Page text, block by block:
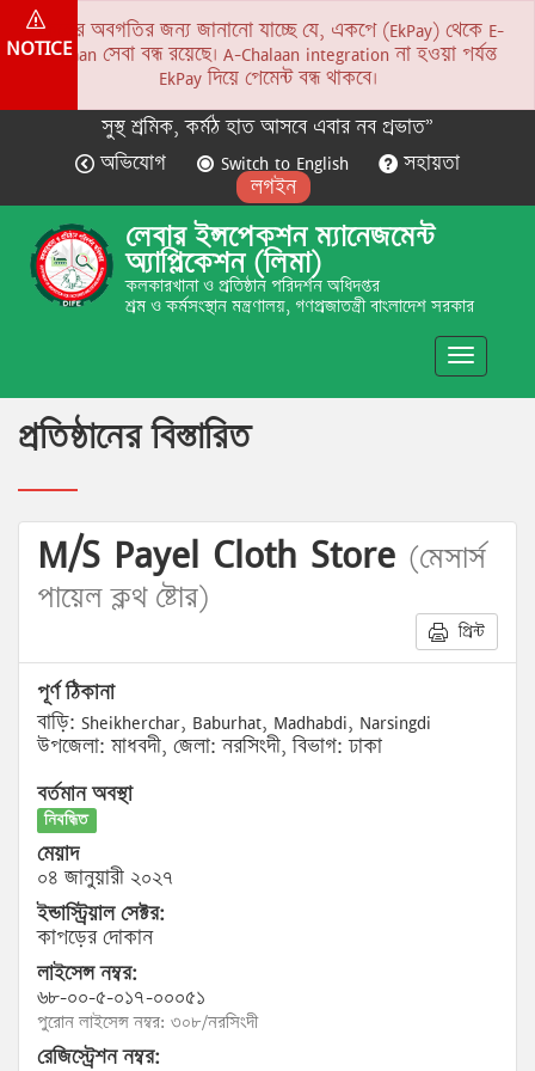
NOTICE
সকলের অবগতির জন্য জানানো যাচ্ছে যে, একপে (EkPay) থেকে E-
Chalaan সেবা বন্ধ রয়েছে। A-Chalaan integration না হওয়া পর্যন্ত
EkPay দিয়ে পেমেন্ট বন্ধ থাকবে।
সুস্থ শ্রমিক, কর্মঠ হাত আসবে এবার নব প্রভাত”
অভিযোগ
Switch to English
সহায়তা
লগইন
লেবার ইন্সপেকশন ম্যানেজমেন্ট
অ্যাপ্লিকেশন (লিমা)
কলকারখানা ও প্রতিষ্ঠান পরিদর্শন অধিদপ্তর
শ্রম ও কর্মসংস্থান মন্ত্রণালয়, গণপ্রজাতন্ত্রী বাংলাদেশ সরকার
Toggle
প্রতিষ্ঠানের বিস্তারিত
M/S Payel Cloth Store (মেসার্স
পায়েল ক্লথ ষ্টোর)
প্রিন্ট
পূর্ণ ঠিকানা
বাড়ি: Sheikherchar, Baburhat, Madhabdi, Narsingdi
উপজেলা: মাধবদী, জেলা: নরসিংদী, বিভাগ: ঢাকা
বর্তমান অবস্থা
নিবন্ধিত
মেয়াদ
০৪ জানুয়ারী ২০২৭
ইন্ডাস্ট্রিয়াল সেক্টর:
কাপড়ের দোকান
লাইসেন্স নম্বর:
৬৮-০০-৫-০১৭-০০০৫১
পুরোন লাইসেন্স নম্বর: ৩০৮/নরসিংদী
রেজিস্ট্রেশন নম্বর: